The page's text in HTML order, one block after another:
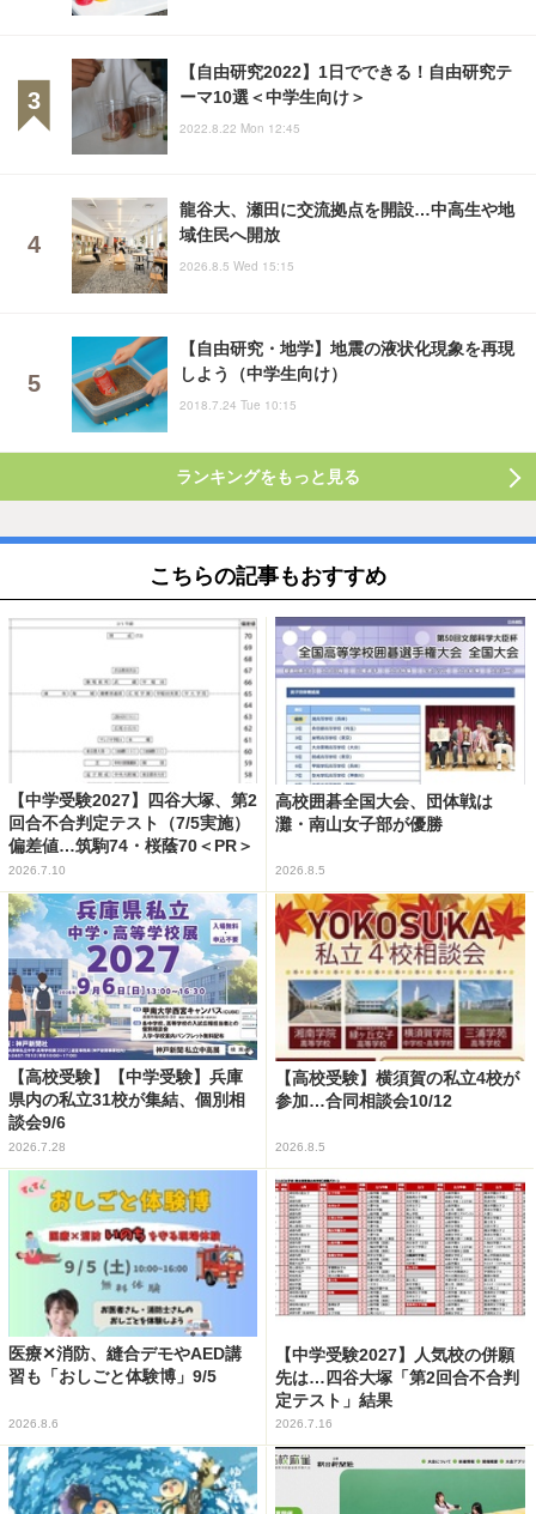
【自由研究2022】1日でできる！自由研究テ
ーマ10選＜中学生向け＞
2022.8.22 Mon 12:45
龍谷大、瀬田に交流拠点を開設…中高生や地
域住民へ開放
2026.8.5 Wed 15:15
【自由研究・地学】地震の液状化現象を再現
しよう（中学生向け）
2018.7.24 Tue 10:15
ランキングをもっと見る
こちらの記事もおすすめ
【中学受験2027】四谷大塚、第2
回合不合判定テスト（7/5実施）
偏差値…筑駒74・桜蔭70＜PR＞
2026.7.10
高校囲碁全国大会、団体戦は
灘・南山女子部が優勝
2026.8.5
【高校受験】【中学受験】兵庫
県内の私立31校が集結、個別相
談会9/6
2026.7.28
【高校受験】横須賀の私立4校が
参加…合同相談会10/12
2026.8.5
医療✕消防、縫合デモやAED講
習も「おしごと体験博」9/5
2026.8.6
【中学受験2027】人気校の併願
先は…四谷大塚「第2回合不合判
定テスト」結果
2026.7.16